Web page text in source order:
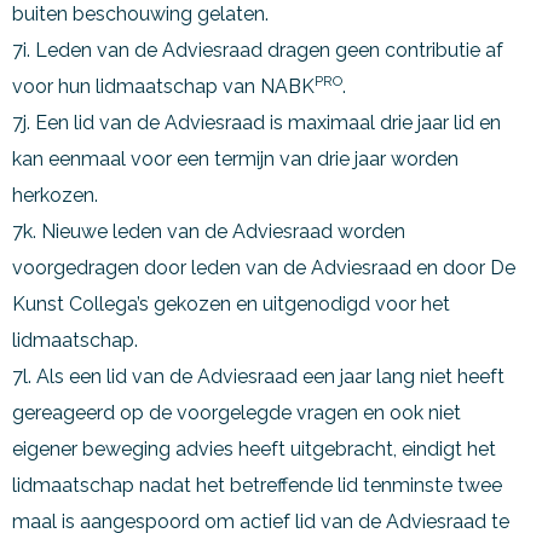
buiten beschouwing gelaten.
7i. Leden van de Adviesraad dragen geen contributie af
voor hun lidmaatschap van NABKPRO.
7j. Een lid van de Adviesraad is maximaal drie jaar lid en
kan eenmaal voor een termijn van drie jaar worden
herkozen.
7k. Nieuwe leden van de Adviesraad worden
voorgedragen door leden van de Adviesraad en door De
Kunst Collega’s gekozen en uitgenodigd voor het
lidmaatschap.
7l. Als een lid van de Adviesraad een jaar lang niet heeft
gereageerd op de voorgelegde vragen en ook niet
eigener beweging advies heeft uitgebracht, eindigt het
lidmaatschap nadat het betreffende lid tenminste twee
maal is aangespoord om actief lid van de Adviesraad te